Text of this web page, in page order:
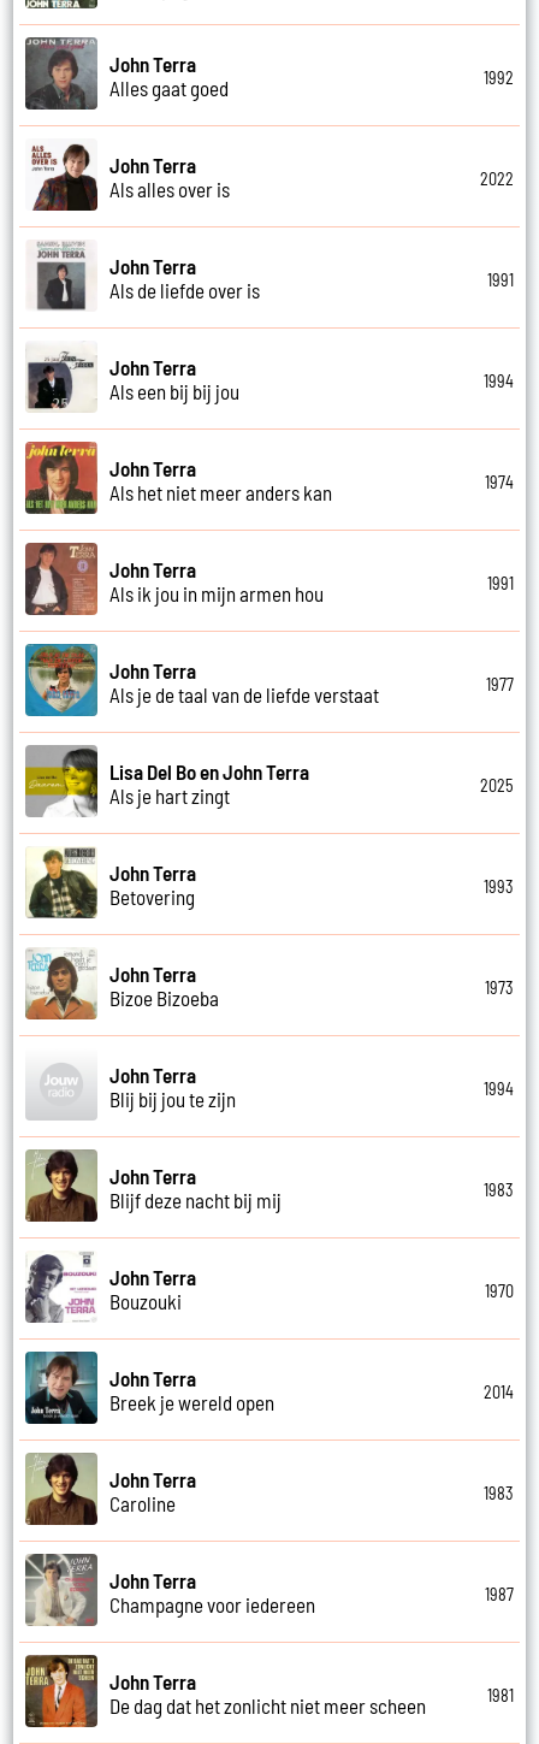
John Terra
Alles gaat goed
1992
John Terra
Als alles over is
2022
John Terra
Als de liefde over is
1991
John Terra
Als een bij bij jou
1994
John Terra
Als het niet meer anders kan
1974
John Terra
Als ik jou in mijn armen hou
1991
John Terra
Als je de taal van de liefde verstaat
1977
Lisa Del Bo en John Terra
Als je hart zingt
2025
John Terra
Betovering
1993
John Terra
Bizoe Bizoeba
1973
John Terra
Blij bij jou te zijn
1994
John Terra
Blijf deze nacht bij mij
1983
John Terra
Bouzouki
1970
John Terra
Breek je wereld open
2014
John Terra
Caroline
1983
John Terra
Champagne voor iedereen
1987
John Terra
De dag dat het zonlicht niet meer scheen
1981